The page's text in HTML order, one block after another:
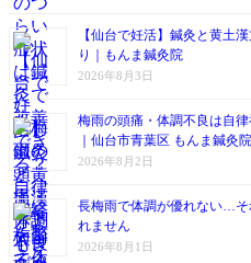
【仙台で妊活】鍼灸と黄土
り｜もんま鍼灸院
2026年8月3日
梅雨の頭痛・体調不良は自
｜仙台市青葉区 もんま鍼灸院
2026年8月2日
長梅雨で体調が優れない…そ
れません
2026年8月1日